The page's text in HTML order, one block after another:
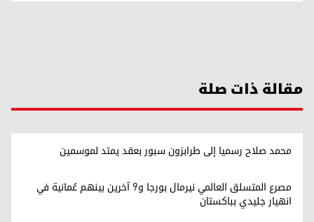
مقالة ذات صلة
محمد صلاح رسميا إلى طرابزون سبور بعقد يمتد لموسمين
مصرع المتسلق العالمي نيرمال بورجا و9 آخرين بينهم عُمانية في
انهيار جليدي بباكستان